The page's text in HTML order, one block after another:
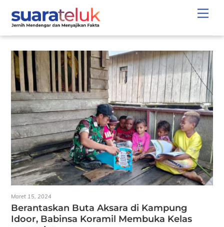
content
Maret 15, 2024
Berantaskan Buta Aksara di Kampung
Idoor, Babinsa Koramil Membuka Kelas